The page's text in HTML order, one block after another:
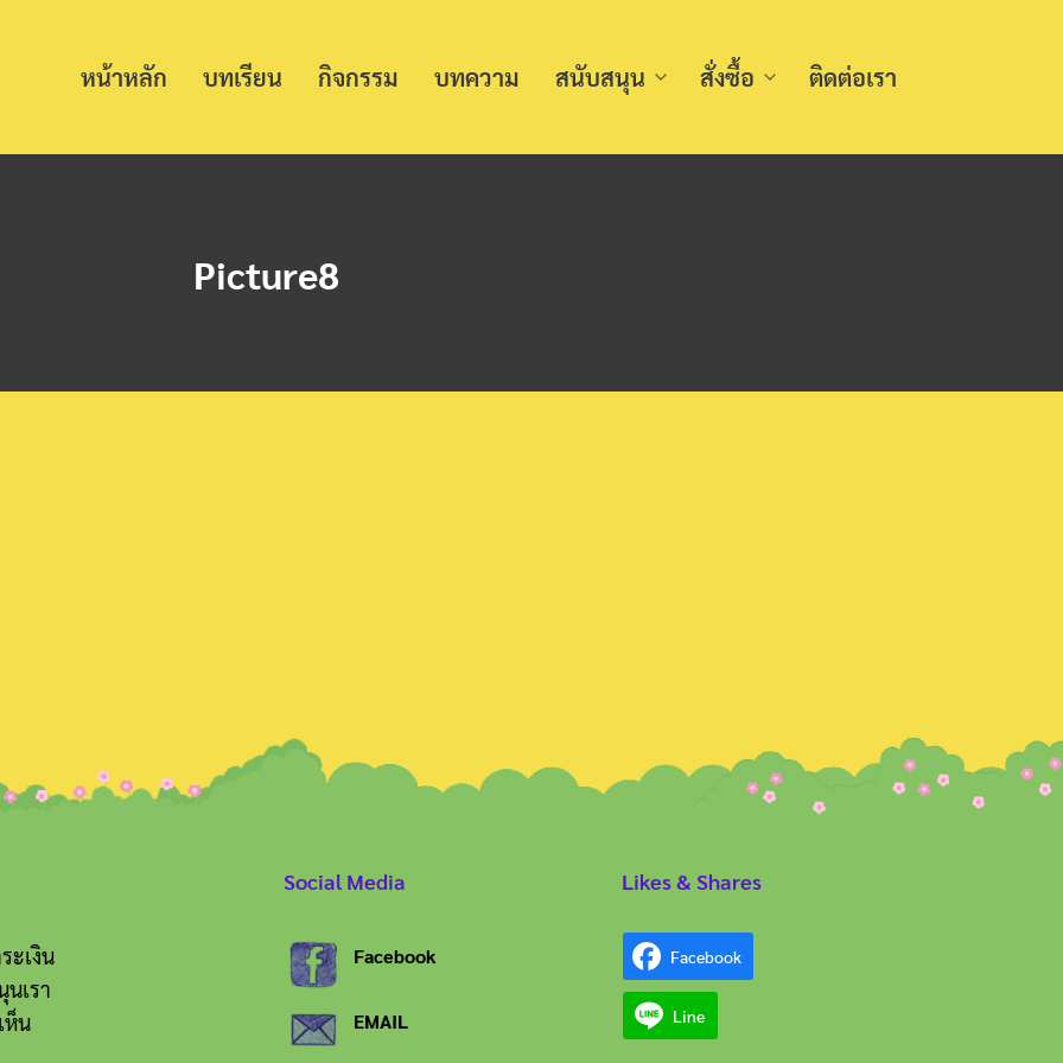
หน้าหลัก บทเรียน กิจกรรม บทความ สนับสนุน สั่งซื้อ ติดต่อเรา
Picture8
ะเงิน
เรา
ห็น
Social Media
Facebook
EMAIL
Likes & Shares
Facebook
Line